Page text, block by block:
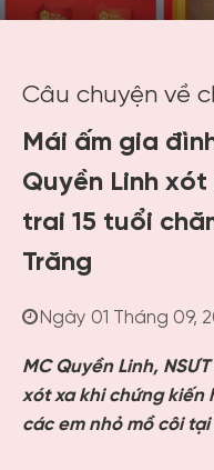
Câu chuyện về
Mái ấm gia
Quyền Linh
trai 15 tuổi
Trăng
Ngày 01 Tháng 09,
MC Quyền Linh,
xót xa khi chứng kiến
các em nhỏ mồ côi